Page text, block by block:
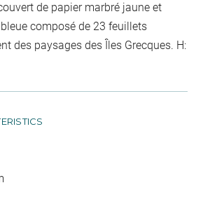
de papier marbré jaune et
composé de 23 feuillets
des paysages des Îles Grecques. H: